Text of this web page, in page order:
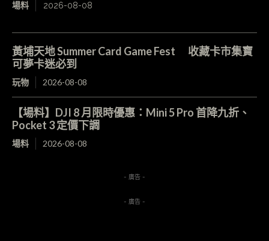
場料 2026-08-08
黃埔天地 Summer Card Game Fest 收藏卡市集寶
可夢卡迷必到
玩物 2026-08-08
【場料】DJI 8 月限時優惠：Mini 5 Pro 首降九折、
Pocket 3 定價下調
場料 2026-08-08
- 廣告 -
- 廣告 -